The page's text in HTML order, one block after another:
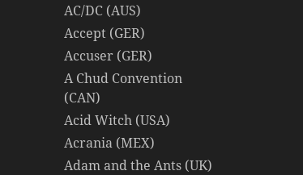
AC/DC (AUS)
Accept (GER)
Accuser (GER)
A Chud Convention
(CAN)
Acid Witch (USA)
Acrania (MEX)
Adam and the Ants (UK)